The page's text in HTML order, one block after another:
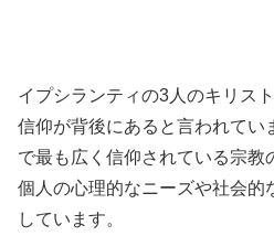
イプシランティの3人のキリス
信仰が背後にあると言われてい
で最も広く信仰されている宗教
個人の心理的なニーズや社会的
しています。